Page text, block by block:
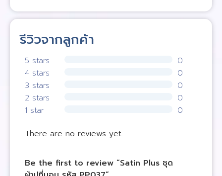
รีวิวจากลูกค้า
5 stars
0
4 stars
0
3 stars
0
2 stars
0
1 star
0
There are no reviews yet.
Be the first to review “Satin Plus ชุด